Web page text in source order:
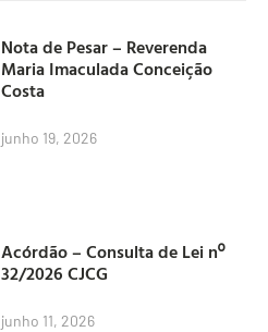
Nota de Pesar – Reverenda
Maria Imaculada Conceição
Costa
junho 19, 2026
Acórdão – Consulta de Lei nº
32/2026 CJCG
junho 11, 2026